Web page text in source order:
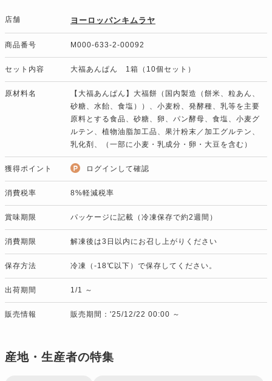
店舗 ヨーロッパンキムラヤ
商品番号 M000-633-2-00092
セット内容 大福あんぱん 1箱（10個セット）
原材料名
【大福あんぱん】大福餅（国内製造（餅米、粒あん、
砂糖、水飴、食塩））、小麦粉、発酵種、乳等を主要
原料とする食品、砂糖、卵、パン酵母、食塩、小麦グ
ルテン、植物油脂加工品、果汁粉末／加工グルテン、
乳化剤、（一部に小麦・乳成分・卵・大豆を含む）
獲得ポイント ログインして確認
消費税率 8%軽減税率
賞味期限 パッケージに記載（冷凍保存で約2週間）
消費期限 解凍後は3日以内にお召し上がりください
保存方法 冷凍（-18℃以下）で保存してください。
出荷期間 1/1 ～
販売情報 販売期間：'25/12/22 00:00 ～
産地・生産者の特集